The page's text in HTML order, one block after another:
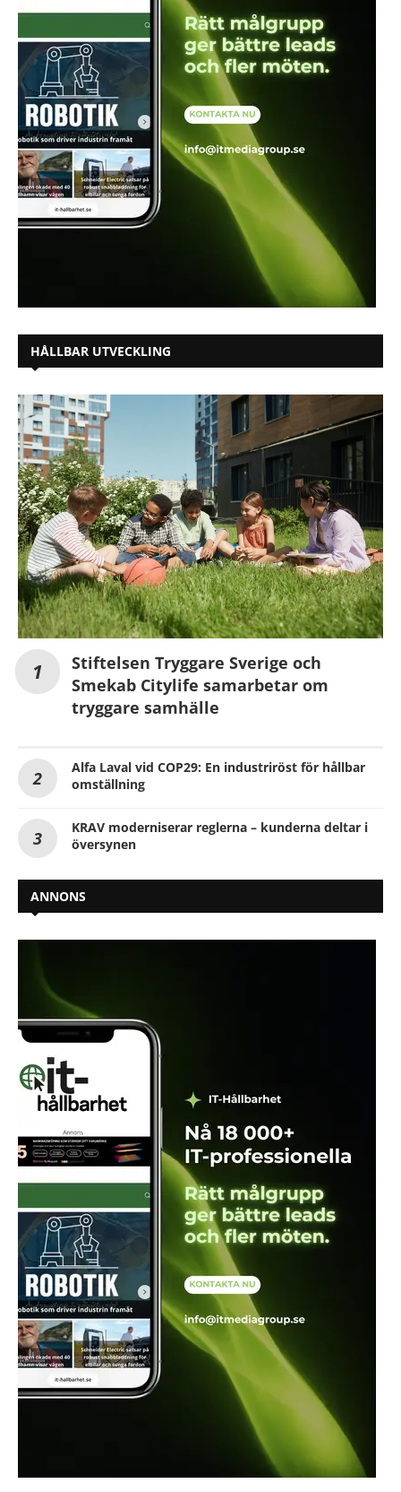
HÅLLBAR UTVECKLING
Stiftelsen Tryggare Sverige och
Smekab Citylife samarbetar om
tryggare samhälle
Alfa Laval vid COP29: En industriröst för hållbar
omställning
KRAV moderniserar reglerna – kunderna deltar i
översynen
ANNONS